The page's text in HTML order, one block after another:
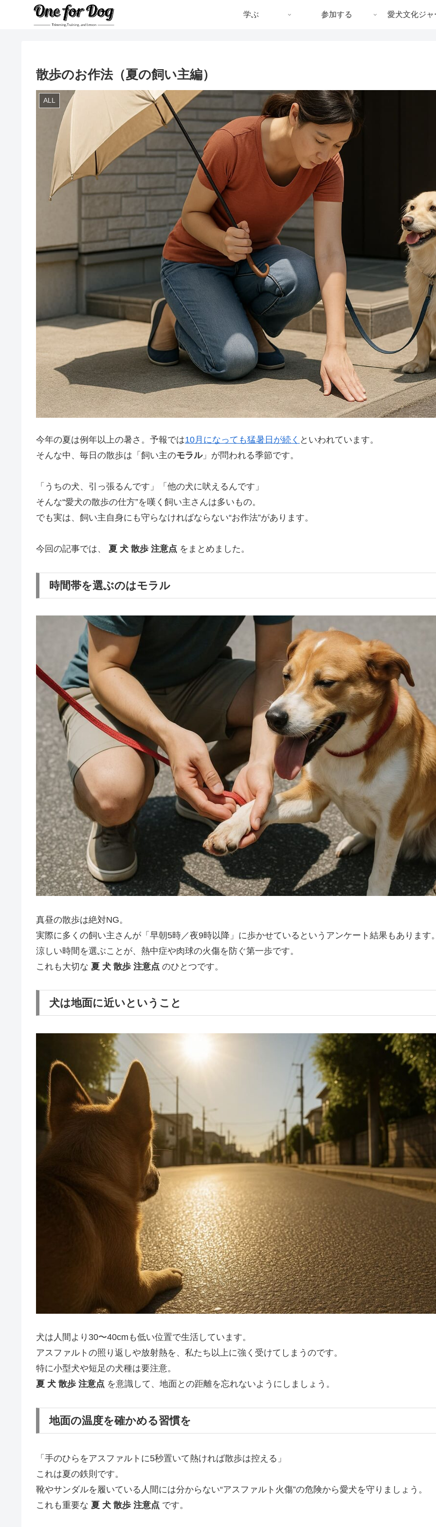
学ぶ 参加する 愛犬文化ジャ
散歩のお作法（夏の飼い主編）
ALL
今年の夏は例年以上の暑さ。予報では10月になっても猛暑日が続く といわれています。
そんな中、毎日の散歩は「飼い主のモラル」が問われる季節です。
「うちの犬、引っ張るんです」「他の犬に吠えるんです」
そんな“愛犬の散歩の仕方”を嘆く飼い主さんは多いもの。
でも実は、飼い主自身にも守らなければならない“お作法”があります。
今回の記事では、 夏 犬 散歩 注意点 をまとめました。
時間帯を選ぶのはモラル
真昼の散歩は絶対NG。
実際に多くの飼い主さんが「早朝5時／夜9時以降」に歩かせているというアンケート結果もあります
涼しい時間を選ぶことが、熱中症や肉球の火傷を防ぐ第一歩です。
これも大切な 夏 犬 散歩 注意点 のひとつです。
犬は地面に近いということ
犬は人間より30〜40cmも低い位置で生活しています。
アスファルトの照り返しや放射熱を、私たち以上に強く受けてしまうのです。
特に小型犬や短足の犬種は要注意。
夏 犬 散歩 注意点 を意識して、地面との距離を忘れないようにしましょう。
地面の温度を確かめる習慣を
「手のひらをアスファルトに5秒置いて熱ければ散歩は控える」
これは夏の鉄則です。
靴やサンダルを履いている人間には分からない“アスファルト火傷”の危険から愛犬を守りましょう。
これも重要な 夏 犬 散歩 注意点 です。